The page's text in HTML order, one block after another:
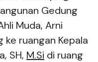
Gedung
Muda, Arni
ke ruangan Kepala
SH, M.Si di ruang